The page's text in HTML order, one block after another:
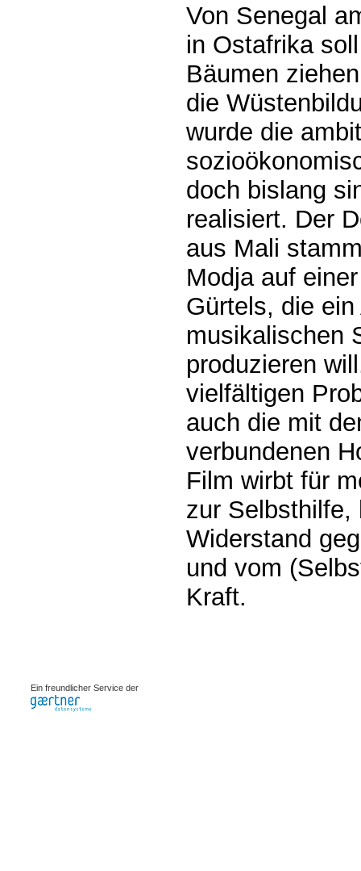
Von Senegal
in Ostafrika
Bäumen
die
wurde die
doch bislang
realisiert. Der
aus Mali
Modja auf
Gürtels, die
musikalischen
produzieren
vielfältigen
auch die mit
verbundenen
Film wirbt für
zur Selbsthilfe,
Widerstand
und vom
Kraft.
Ein freundlicher Service der